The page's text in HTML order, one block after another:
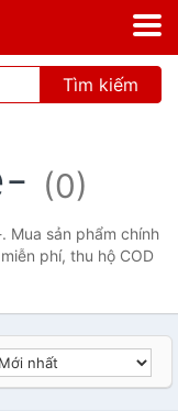
Tìm kiếm
(0)
Mua sản phẩm chính
phí, thu hộ COD